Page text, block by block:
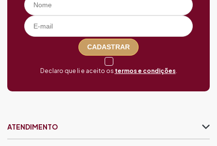
CADASTRAR
Declaro que li e aceito os termos e condições
ATENDIMENTO